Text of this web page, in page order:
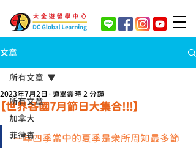
文章
所有文章
加拿大
菲律賓
所有文章
【世界各國7月節日大集合!!!】
2023年7月2日 讀畢需時 2 分鐘
一年四季當中的夏季是眾所周知最多節